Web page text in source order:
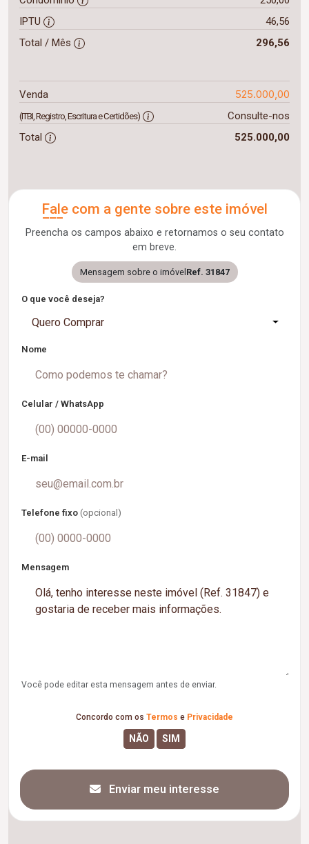
IPTU
46,56
Total / Mês
296,56
Venda 525.000,00
(ITBI, Registro, Escritura e Certidões)
Consulte-nos
Total
525.000,00
Fale com a gente sobre este imóvel
Preencha os campos abaixo e retornamos o seu contato
em breve.
Mensagem sobre o imóvelRef. 31847
O que você deseja?
Quero Comprar
Nome
Celular / WhatsApp
E-mail
Telefone fixo (opcional)
Mensagem
Você pode editar esta mensagem antes de enviar.
Concordo com os Termos e Privacidade
Enviar meu interesse